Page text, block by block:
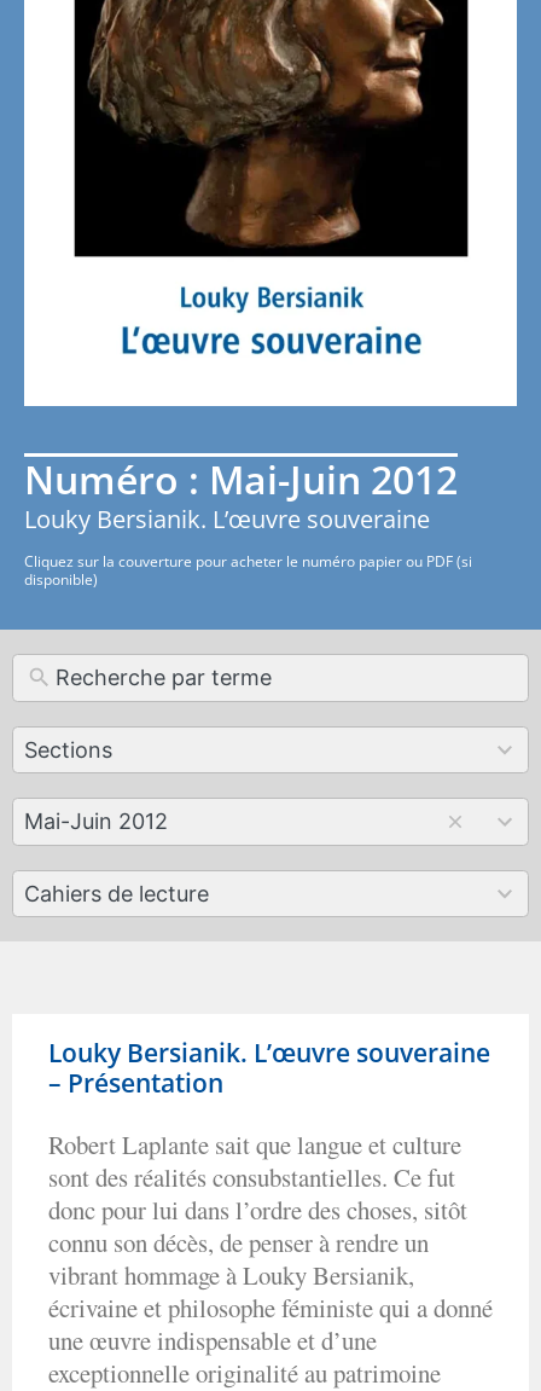
Numéro : Mai-Juin 2012
Louky Bersianik. L’œuvre souveraine
Cliquez sur la couverture pour acheter le numéro papier ou PDF (si
disponible)
Sections
12
results
Mai-Juin 2012
179
results
Cahiers de lecture
50
results
Louky Bersianik. L’œuvre souveraine
– Présentation
Robert Laplante sait que langue et culture
sont des réalités consubstantielles. Ce fut
donc pour lui dans l’ordre des choses, sitôt
connu son décès, de penser à rendre un
vibrant hommage à Louky Bersianik,
écrivaine et philosophe féministe qui a donné
une œuvre indispensable et d’une
exceptionnelle originalité au patrimoine